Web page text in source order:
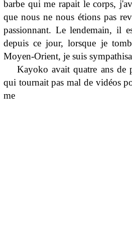
barbe qui me rapait le corps,
que nous ne nous étions pas
passionnant. Le lendemain, il
depuis ce jour, lorsque je
Moyen-Orient, je suis
Kayoko avait quatre ans de
qui tournait pas mal de vidéos
me